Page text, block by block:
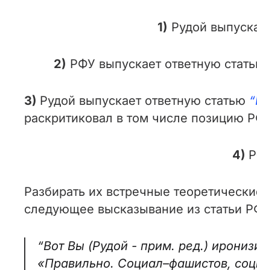
1) Рудой
2) РФУ выпускает ответную
3) Рудой выпускает ответную статью
раскритиковал в том числе позицию
4)
Разбирать их встречные
следующее высказывание из статьи
“Вот Вы (Рудой - прим. ред.)
«Правильно. Социал–фашистов,